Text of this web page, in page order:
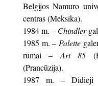
Belgijos Namuro
centras (Meksika).
1984 m. – Chindler
1985 m. – Palette
rūmai – Art 85
(Prancūzija).
1987 m. –